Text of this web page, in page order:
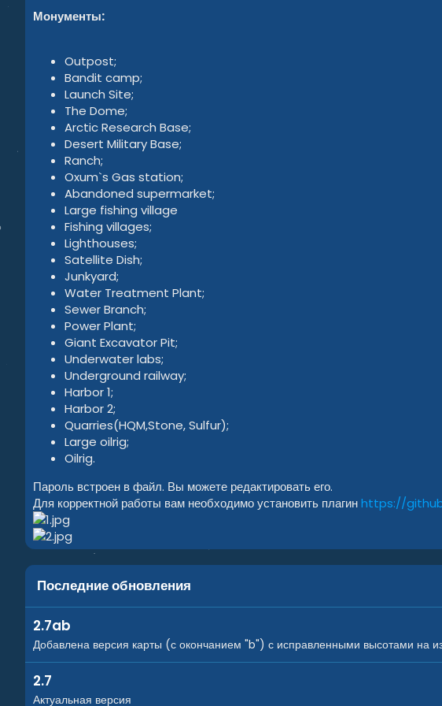
Монументы:
Outpost;
Bandit camp;
Launch Site;
The Dome;
Arctic Research Base;
Desert Military Base;
Ranch;
Oxum`s Gas station;
Abandoned supermarket;
Large fishing village
Fishing villages;
Lighthouses;
Satellite Dish;
Junkyard;
Water Treatment Plant;
Sewer Branch;
Power Plant;
Giant Excavator Pit;
Underwater labs;
Underground railway;
Harbor 1;
Harbor 2;
Quarries(HQM,Stone, Sulfur);
Large oilrig;
Oilrig.
Пароль встроен в файл. Вы можете редактировать его.
Для корректной работы вам необходимо установить плагинhttps://
Последние обновления
2.7ab
Добавлена версия карты (с окончанием "b") с исправленными высотами на
2.7
Актуальная версия